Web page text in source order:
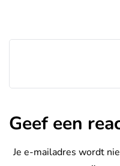
Geef een
Je e-mailadres wordt